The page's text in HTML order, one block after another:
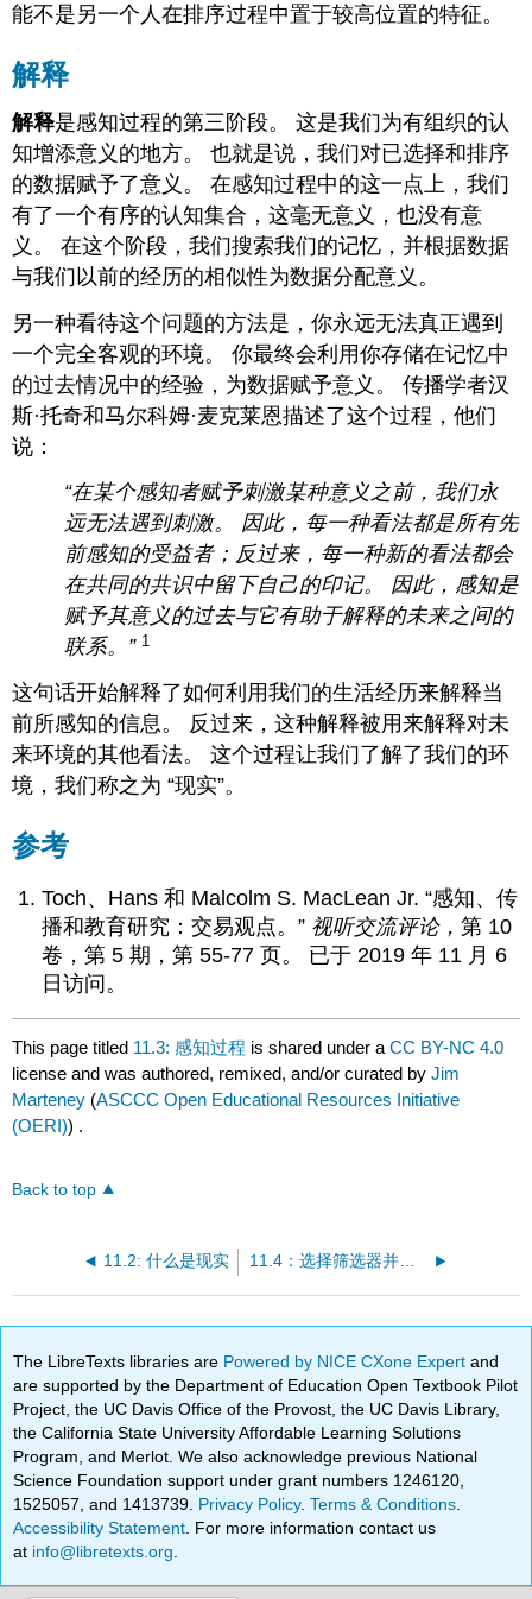
能不是另一个人在排序过程中置于较高位置的特征。
解释
解释是感知过程的第三阶段。 这是我们为有组织的认
知增添意义的地方。 也就是说，我们对已选择和排序
的数据赋予了意义。 在感知过程中的这一点上，我们
有了一个有序的认知集合，这毫无意义，也没有意
义。 在这个阶段，我们搜索我们的记忆，并根据数据
与我们以前的经历的相似性为数据分配意义。
另一种看待这个问题的方法是，你永远无法真正遇到
一个完全客观的环境。 你最终会利用你存储在记忆中
的过去情况中的经验，为数据赋予意义。 传播学者汉
斯·托奇和马尔科姆·麦克莱恩描述了这个过程，他们
说：
“在某个感知者赋予刺激某种意义之前，我们永
远无法遇到刺激。 因此，每一种看法都是所有先
前感知的受益者；反过来，每一种新的看法都会
在共同的共识中留下自己的印记。 因此，感知是
赋予其意义的过去与它有助于解释的未来之间的
联系。” 1
这句话开始解释了如何利用我们的生活经历来解释当
前所感知的信息。 反过来，这种解释被用来解释对未
来环境的其他看法。 这个过程让我们了解了我们的环
境，我们称之为 “现实”。
参考
Toch、Hans 和 Malcolm S. MacLean Jr. “感知、传
播和教育研究：交易观点。” 视听交流评论，第 10
卷，第 5 期，第 55-77 页。 已于 2019 年 11 月 6
日访问。
This page titled 11.3: 感知过程 is shared under aCC BY-NC 4.0
license and was authored, remixed, and/or curated byJim
Marteney (ASCCC Open Educational Resources Initiative
(OERI)) .
Back to top
11.2: 什么是现实 11.4：选择筛选器并对其进行排序
The LibreTexts libraries are Powered by NICE CXone Expertand
are supported by the Department of Education Open Textbook Pilot
Project, the UC Davis Office of the Provost, the UC Davis Library,
the California State University Affordable Learning Solutions
Program, and Merlot. We also acknowledge previous National
Science Foundation support under grant numbers 1246120,
1525057, and 1413739. Privacy Policy.Terms & Conditions
Accessibility Statement . For more information contact us
at info@libretexts.org